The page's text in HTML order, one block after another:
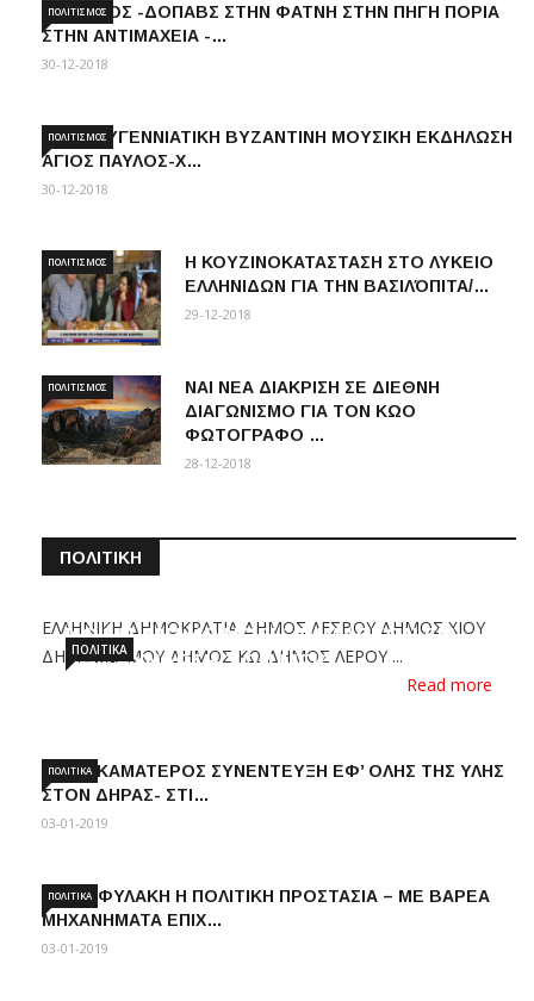
ΠΡΟΟΔΟΣ -ΔΟΠΑΒΣ ΣΤΗΝ ΦΑΤΝΗ ΣΤΗΝ ΠΗΓΗ ΠΟΡΙΑ
ΣΤΗΝ ΑΝΤΙΜΑΧΕΙΑ -…
ΠΟΛΙΤΙΣΜΌΣ
30-12-2018
ΧΡΙΣΤΟΥΓΕΝΝΙΑΤΙΚΗ ΒΥΖΑΝΤΙΝΗ ΜΟΥΣΙΚΗ ΕΚΔΗΛΩΣΗ
ΑΓΙΟΣ ΠΑΥΛΟΣ-Χ…
ΠΟΛΙΤΙΣΜΌΣ
30-12-2018
Η ΚΟΥΖΙΝΟΚΑΤΑΣΤΑΣΗ ΣΤΟ ΛΥΚΕΙΟ
ΕΛΛΗΝΙΔΩΝ ΓΙΑ ΤΗΝ ΒΑΣΙΛΌΠΙΤΑ/…
ΠΟΛΙΤΙΣΜΌΣ
29-12-2018
ΝΑΙ ΝΕΑ ΔΙΑΚΡΙΣΗ ΣΕ ΔΙΕΘΝΗ
ΔΙΑΓΩΝΙΣΜΟ ΓΙΑ ΤΟΝ ΚΩΟ
ΦΩΤΟΓΡΑΦΟ …
ΠΟΛΙΤΙΣΜΌΣ
28-12-2018
ΠΟΛΙΤΙΚΉ
KOINH ΑΝΑΚΟΙΝΩΣΗ ΔΗΜΑΡΧΩΝ ΓΙΑ
ΤΗΝ ΣΥΝΔΕΣΗ ΤΩΝ ΜΕΙΩ…
ΠΟΛΙΤΙΚΆ
ΕΛΛΗΝΙΚΗ ΔΗΜΟΚΡΑΤΙΑ ΔΗΜΟΣ ΛΕΣΒΟΥ ΔΗΜΟΣ ΧΙΟΥ
ΔΗΜΟΣΣΑΜΟΥ ΔΗΜΟΣ ΚΩ ΔΗΜΟΣ ΛΕΡΟΥ ...
Read more
ΗΛΙΑΣ ΚΑΜΑΤΕΡΟΣ ΣΥΝΕΝΤΕΥΞΗ ΕΦ’ ΟΛΗΣ ΤΗΣ ΥΛΗΣ
ΣΤΟΝ ΔΗΡΑΣ- ΣΤΙ…
ΠΟΛΙΤΙΚΆ
03-01-2019
ΣΕ ΕΠΙΦΥΛΑΚΗ Η ΠΟΛΙΤΙΚΗ ΠΡΟΣΤΑΣΙΑ – ΜΕ ΒΑΡΕΑ
ΜΗΧΑΝΗΜΑΤΑ ΕΠΙΧ…
ΠΟΛΙΤΙΚΆ
03-01-2019